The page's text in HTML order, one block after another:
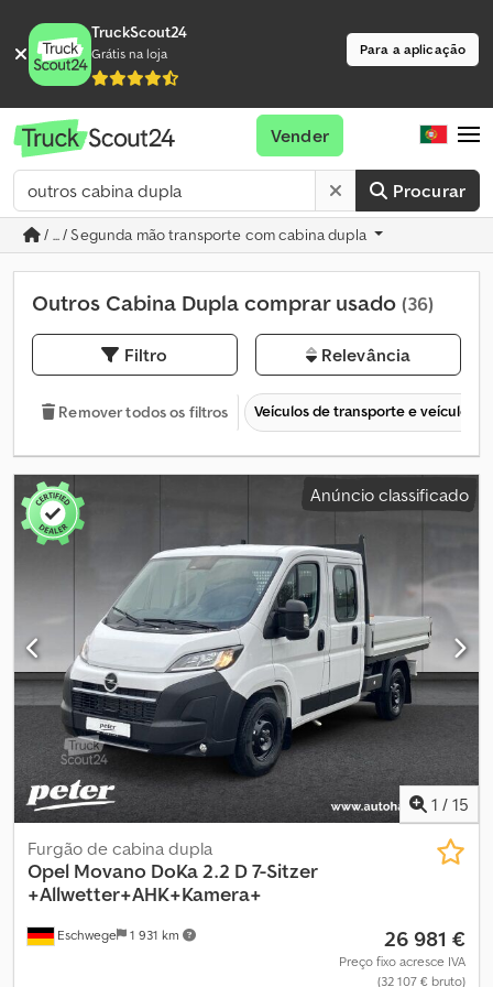
TruckScout24
Grátis na loja Para a aplicação
Procurar
Vender
/ ... / Segunda mão transporte com cabina dupla
Outros Cabina Dupla comprar usado (36)
Filtro Relevância
Remover todos os filtros Veículos de transporte e veículos
Anúncio classificado
1 / 15
Eschwege 1 931 km
Furgão de cabina dupla
Opel Movano DoKa 2.2 D 7-Sitzer
+Allwetter+AHK+Kamera+
26 981 €
Preço fixo acresce IVA
(32 107 € bruto)